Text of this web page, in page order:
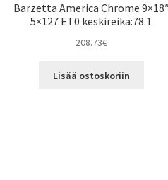
Barzetta America Chrome 9×18″
5×127 ET0 keskireikä:78.1
208.73€
Lisää ostoskoriin